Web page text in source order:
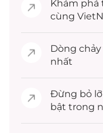
Khám phá
cùng
Dòng chảy
nhất
Đừng bỏ
bật trong